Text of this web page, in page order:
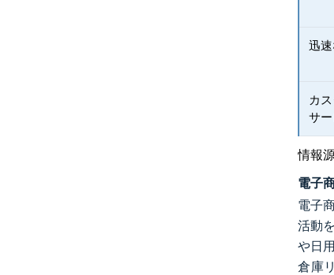
迅
カ
サ
情報
電子
電子
活動
や日
倉庫